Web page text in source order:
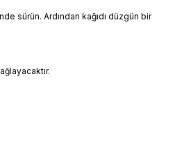
sürün. Ardından kağıdı düzgün bir